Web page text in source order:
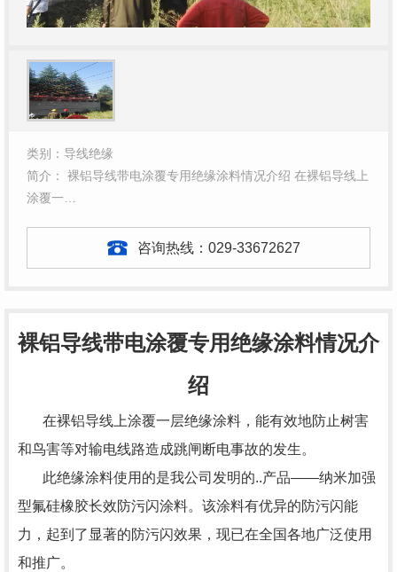
类别：导线绝缘
简介： 裸铝导线带电涂覆专用绝缘涂料情况介绍 在裸铝导线上
涂覆一…
咨询热线： 029-33672627
裸铝导线带电涂覆专用绝缘涂料情况介
绍
在裸铝导线上涂覆一层绝缘涂料，能有效地防止树害
和鸟害等对输电线路造成跳闸断电事故的发生。
此绝缘涂料使用的是我公司发明的..产品——纳米加强
型氟硅橡胶长效防污闪涂料。该涂料有优异的防污闪能
力，起到了显著的防污闪效果，现已在全国各地广泛使用
和推广。